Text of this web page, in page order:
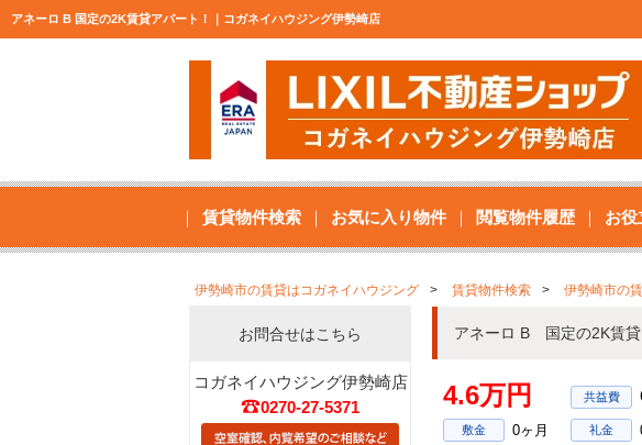
アネーロ B 国定の2K賃貸アパート！｜コガネイハウジング伊勢崎店
賃貸物件検索 お気に入り物件 閲覧物件履歴 お役
伊勢崎市の賃貸はコガネイハウジング 賃貸物件検索 伊勢崎市の
アネーロ B 国定の2K賃貸
4.6万円
敷金 0ヶ月 礼金
お問合せはこちら
コガネイハウジング伊勢崎店
0270-27-5371